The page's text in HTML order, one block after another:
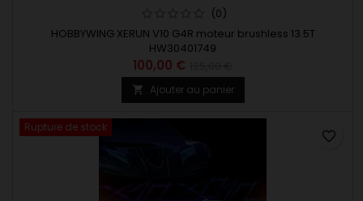
(0)
HOBBYWING XERUN V10 G4R moteur brushless 13.5T
HW30401749
100,00 €
 Ajouter au panier
Rupture de stock
favorite_border